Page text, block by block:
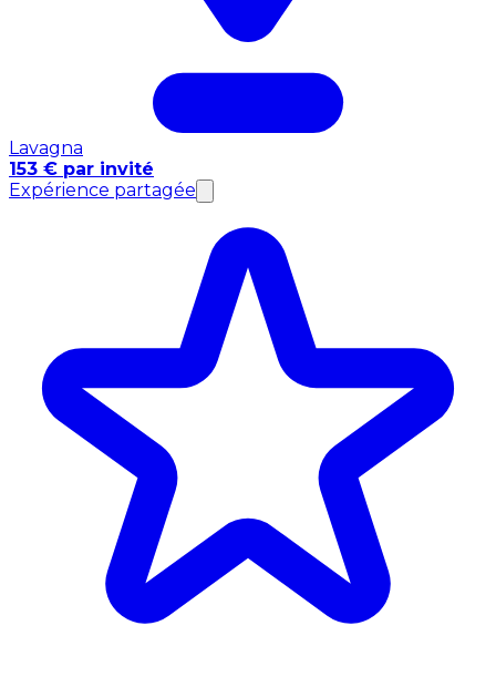
Lavagna
153 € par invité
Expérience partagée